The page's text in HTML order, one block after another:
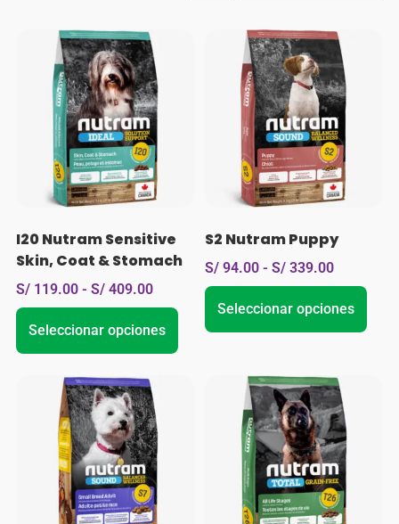
I20 Nutram Sensitive
Skin, Coat & Stomach
S/ 119.00 - S/ 409.00
Seleccionar opciones
S2 Nutram Puppy
S/ 94.00 - S/ 339.00
Seleccionar opciones